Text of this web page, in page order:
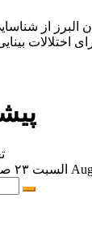
السبت ۲۳ صفر ۱۴۴۸